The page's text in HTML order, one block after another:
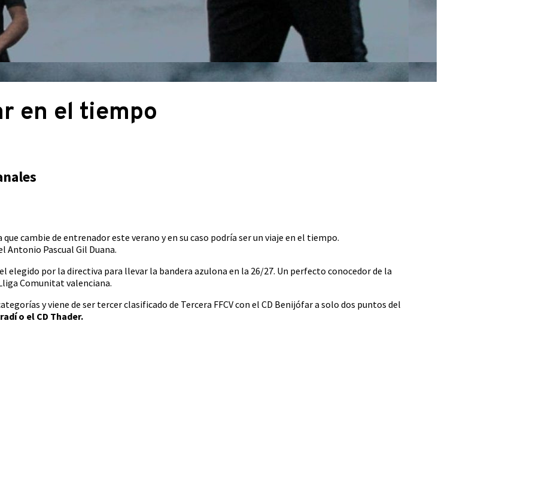
en el tiempo
que cambie de entrenador este verano y en su caso podría ser un viaje en el tiempo.
Antonio Pascual Gil Duana.
elegido por la directiva para llevar la bandera azulona en la 26/27. Un perfecto conocedor de la
Comunitat valenciana.
y viene de ser tercer clasificado de Tercera FFCV con el CD Benijófar a solo dos puntos del
o el CD Thader.